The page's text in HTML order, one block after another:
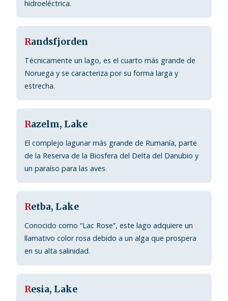
hidroeléctrica.
Randsfjorden
Técnicamente un lago, es el cuarto más grande de
Noruega y se caracteriza por su forma larga y
estrecha.
Razelm, Lake
El complejo lagunar más grande de Rumanía, parte
de la Reserva de la Biosfera del Delta del Danubio y
un paraíso para las aves.
Retba, Lake
Conocido como “Lac Rose”, este lago adquiere un
llamativo color rosa debido a un alga que prospera
en su alta salinidad.
Resia, Lake